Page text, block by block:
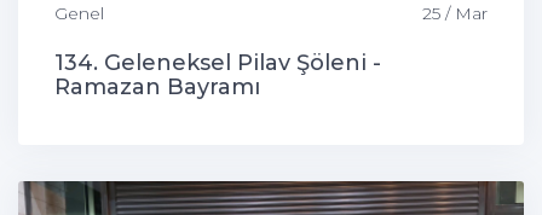
Genel 25 / Mar
134. Geleneksel Pilav Şöleni -
Ramazan Bayramı